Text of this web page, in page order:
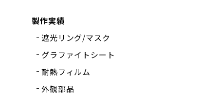
製作実績
遮光リング/マスク
グラファイトシート
耐熱フィルム
外観部品